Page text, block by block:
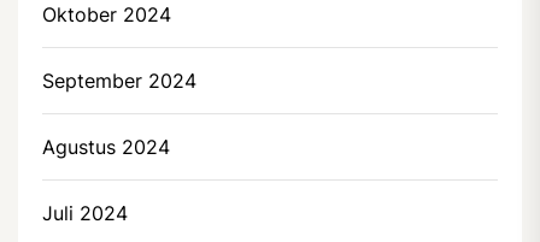
Oktober 2024
September 2024
Agustus 2024
Juli 2024